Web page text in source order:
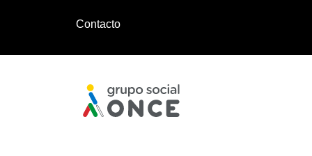
Contacto